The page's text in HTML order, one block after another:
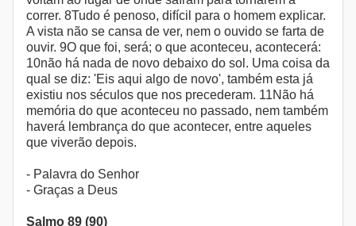
correr. 8Tudo é penoso, difícil para o homem explicar.
A vista não se cansa de ver, nem o ouvido se farta de
ouvir. 9O que foi, será; o que aconteceu, acontecerá:
10não há nada de novo debaixo do sol. Uma coisa da
qual se diz: 'Eis aqui algo de novo', também esta já
existiu nos séculos que nos precederam. 11Não há
memória do que aconteceu no passado, nem também
haverá lembrança do que acontecer, entre aqueles
que viverão depois.
- Palavra do Senhor
- Graças a Deus
Salmo 89 (90)